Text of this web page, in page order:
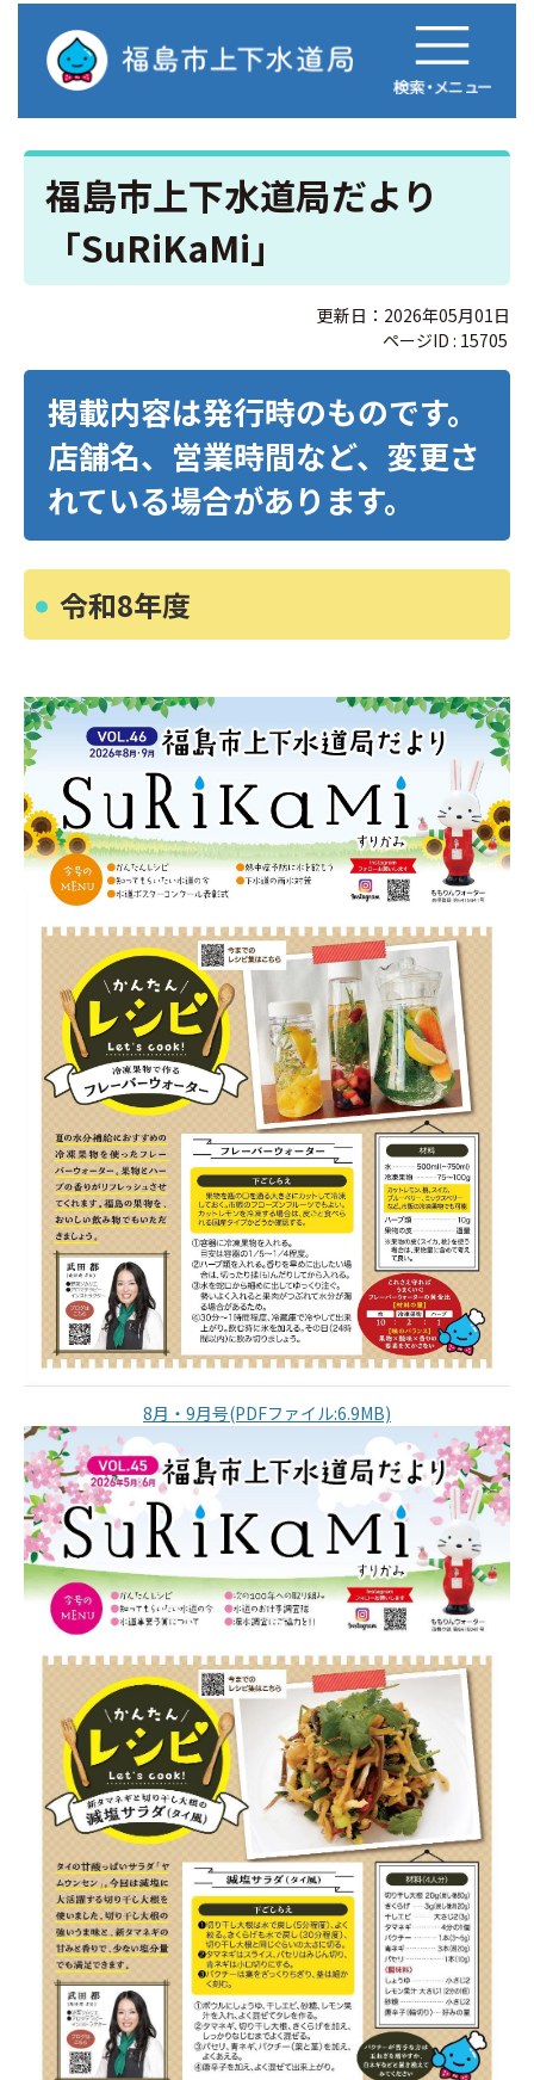
福島市上下水道局だより
「SuRiKaMi」
更新日：2026年05月01日
ページID : 15705
掲載内容は発行時のものです。
店舗名、営業時間など、変更さ
れている場合があります。
令和8年度
8月・9月号(PDFファイル:6.9MB)